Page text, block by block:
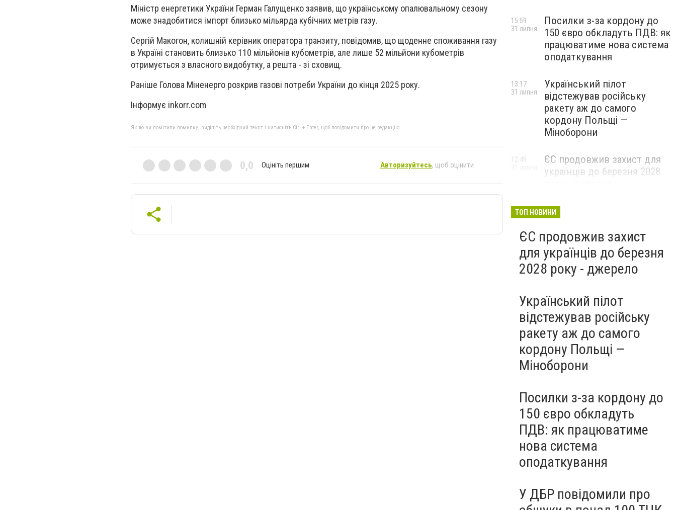
Міністр енергетики України Герман Галущенко заявив, що українському опалювальному сезону
може знадобитися імпорт близько мільярда кубічних метрів газу.
Сергій Макогон, колишній керівник оператора транзиту, повідомив, що щоденне споживання газу
в Україні становить близько 110 мільйонів кубометрів, але лише 52 мільйони кубометрів
отримується з власного видобутку, а решта - зі сховищ.
Раніше Голова Міненерго розкрив газові потреби України до кінця 2025 року.
Інформує inkorr.com
Якщо ви помітили помилку, виділіть необхідний текст і натисніть Ctrl + Enter, щоб повідомити про це редакцію
0,0 Оцініть першим Авторизуйтесь, щоб оцінити
Посилки з-за кордону до
150 євро обкладуть ПДВ: як
працюватиме нова система
оподаткування
15:59
31 липня
Український пілот
відстежував російську
ракету аж до самого
кордону Польщі —
Міноборони
13:17
31 липня
ЄС продовжив захист для
українців до березня 2028
12:46
ТОП НОВИНИ
ЄС продовжив захист
для українців до березня
2028 року - джерело
Український пілот
відстежував російську
ракету аж до самого
кордону Польщі —
Міноборони
Посилки з-за кордону до
150 євро обкладуть
ПДВ: як працюватиме
нова система
оподаткування
У ДБР повідомили про